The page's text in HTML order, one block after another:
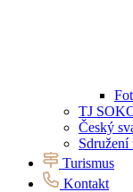
TJ
Český
Turismus
Kontakt